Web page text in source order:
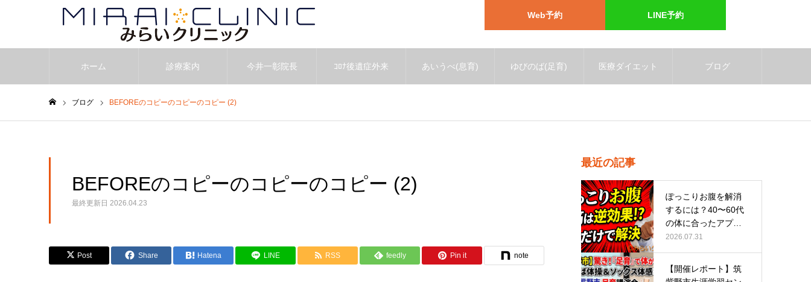
Web予約 LINE予約
ホーム 診療案内 今井一彰院長 ｺﾛﾅ後遺症外来 あいうべ(息育) ゆびのば(足育) 医療ダイエット ブログ
ブログ BEFOREのコピーのコピーのコピー (2)
BEFOREのコピーのコピーのコピー (2)
最終更新日 2026.04.23
Post Share Hatena LINE RSS feedly Pin it note
最近の記事
ぽっこりお腹を解消
するには？40〜60代
の体に合ったアプロ
ーチ
2026.07.31
【開催レポート】筑